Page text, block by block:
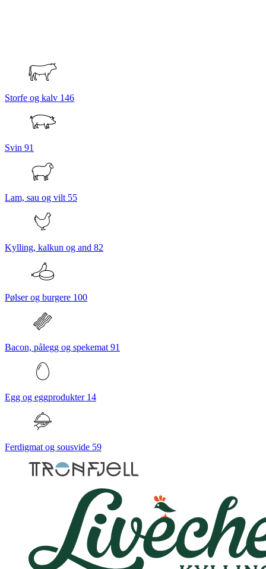
Storfe og kalv 146
Svin 91
Lam, sau og vilt 55
Kylling, kalkun og and 82
Pølser og burgere 100
Bacon, pålegg og spekemat 91
Egg og eggprodukter 14
Ferdigmat og sousvide 59